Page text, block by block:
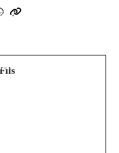
jeudi